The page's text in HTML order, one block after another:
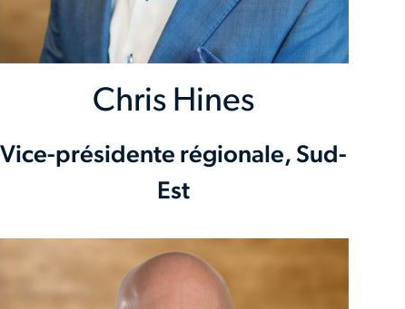
Chris Hines
Vice-présidente régionale, Sud-
Est